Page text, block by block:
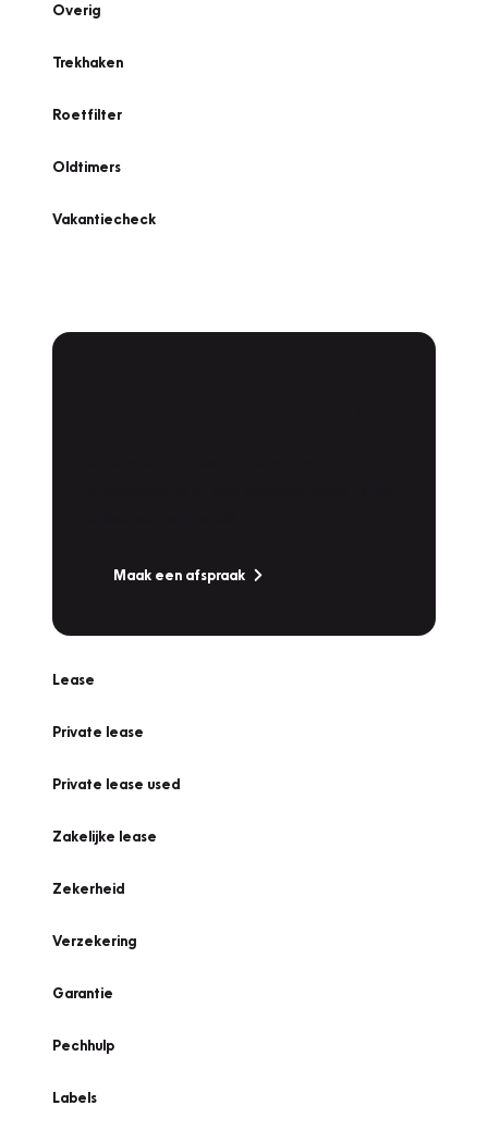
Overig
Trekhaken
Roetfilter
Oldtimers
Vakantiecheck
Maak een afspraak
Lease
Private lease
Private lease used
Zakelijke lease
Zekerheid
Verzekering
Garantie
Pechhulp
Labels